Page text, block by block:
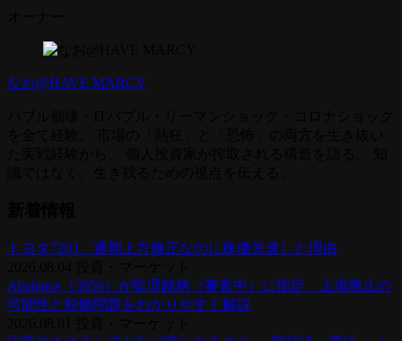
なお@HAVE MARCY
トヨタ7203、通期上方修正なのに株価失速した理由
Abalance（3856）が監理銘柄（審査中）に指定 上場廃止の
可能性と粉飾問題をわかりやすく解説